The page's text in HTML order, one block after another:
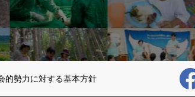
的勢力に対する基本方針